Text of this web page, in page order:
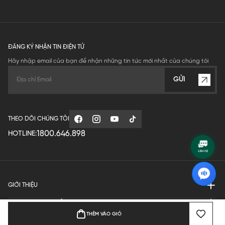
THÊM VÀO GIỎ
ĐĂNG KÝ NHẬN TIN ĐIỆN TỬ
Hãy nhập email của bạn để nhận những tin tức mới nhất của chúng tôi
GỬI
THEO DÕI CHÚNG TÔI
HOTLINE:1800.646.898
GIỚI THIỆU
QUY ĐỊNH HOẠT ĐỘNG